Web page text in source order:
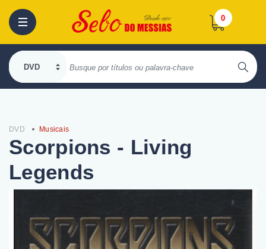
0
DVD Musicais
Scorpions - Living
Legends